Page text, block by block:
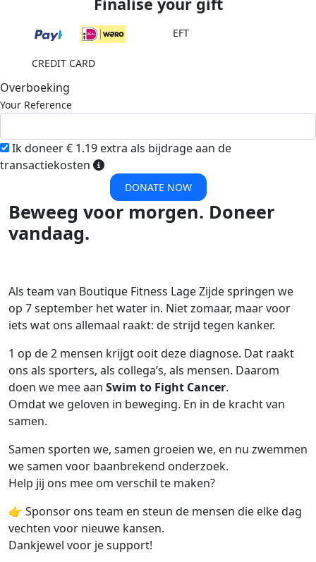
EFT
CREDIT CARD
Overboeking
Your Reference
Ik doneer € 1.19 extra als bijdrage aan de
transactiekosten
DONATE NOW
Beweeg voor morgen. Doneer
vandaag.
Als team van Boutique Fitness Lage Zijde springen we
op 7 september het water in. Niet zomaar, maar voor
iets wat ons allemaal raakt: de strijd tegen kanker.
1 op de 2 mensen krijgt ooit deze diagnose. Dat raakt
ons als sporters, als collega’s, als mensen. Daarom
doen we mee aan Swim to Fight Cancer.
Omdat we geloven in beweging. En in de kracht van
samen.
Samen sporten we, samen groeien we, en nu zwemmen
we samen voor baanbrekend onderzoek.
Help jij ons mee om verschil te maken?
👉 Sponsor ons team en steun de mensen die elke dag
vechten voor nieuwe kansen.
Dankjewel voor je support!